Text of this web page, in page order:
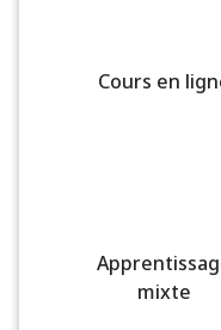
Cours en
mixte